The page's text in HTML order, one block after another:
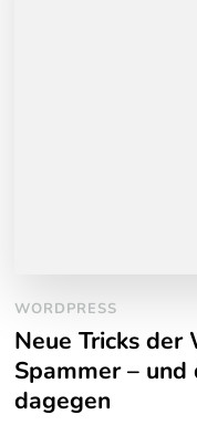
WORDPRESS
Neue Tricks
Spammer –
dagegen